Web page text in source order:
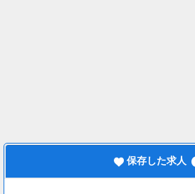
保存した求人